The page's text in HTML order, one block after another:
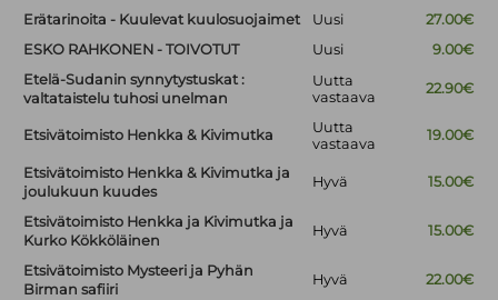
Erätarinoita - Kuulevat kuulosuojaimet Uusi
27.00€
ESKO RAHKONEN - TOIVOTUT
Uusi
9.00€
Etelä-Sudanin synnytystuskat :
valtataistelu tuhosi unelman
Uutta
vastaava
22.90€
Etsivätoimisto Henkka & Kivimutka
Uutta
vastaava
19.00€
Etsivätoimisto Henkka & Kivimutka ja
joulukuun kuudes
Hyvä 15.00€
Etsivätoimisto Henkka ja Kivimutka ja
Kurko Kökköläinen
Hyvä 15.00€
Etsivätoimisto Mysteeri ja Pyhän
Birman safiiri
Hyvä 22.00€